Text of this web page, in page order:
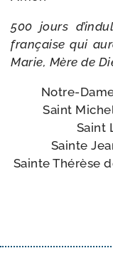
500 jours
fran­çaise qui
Marie, Mère de
Notre-​
Saint
Saint
Sainte
Sainte Thérèse